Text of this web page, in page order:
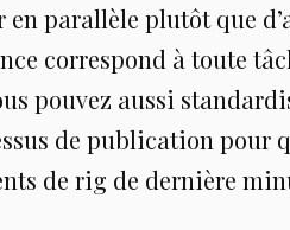
parallèle plutôt que
correspond à toute
pouvez aussi
de publication pour
de rig de dernière